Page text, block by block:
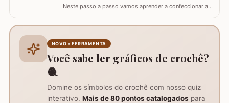
Neste passo a passo vamos aprender a confeccionar a
conhecer, curtir e adquirir os trabalhos desta artesã
deixem de se inscrever em seu canal no YouTube –&gt;
AQUI. Já temos disponível aqui no blog…
NOVO • FERRAMENTA
Você sabe ler gráficos de crochê?
🧶
Domine os símbolos do crochê com nosso quiz
interativo. Mais de 80 pontos catalogados para